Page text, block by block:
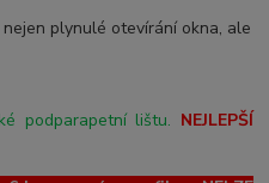
plynulé otevírání okna, ale
podparapetní lištu. NEJLEPŠÍ